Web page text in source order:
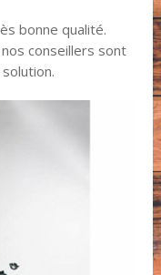
bonne qualité.
conseillers sont